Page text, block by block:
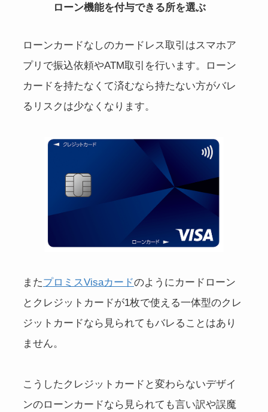
ローン機能を付与できる所を選ぶ
ローンカードなしのカードレス取引はスマホア
プリで振込依頼やATM取引を行います。ローン
カードを持たなくて済むなら持たない方がバレ
るリスクは少なくなります。
またプロミスVisaカードのようにカードローン
とクレジットカードが1枚で使える一体型のクレ
ジットカードなら見られてもバレることはあり
ません。
こうしたクレジットカードと変わらないデザイ
ンのローンカードなら見られても言い訳や誤魔